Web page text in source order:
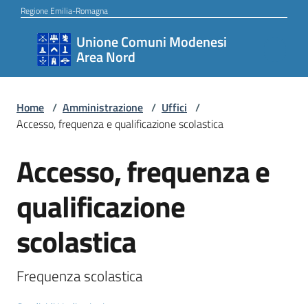
Vai al contenuto
Vai alla navigazione
Vai al footer
Regione Emilia-Romagna
Unione Comuni Modenesi
Area Nord
Unione
Comuni
Area
Nord
Novità
Home / Amministrazione / Uffici /
Accesso, frequenza e qualificazione scolastica
Salta al contenuto
Accesso, frequenza e
qualificazione
scolastica
Frequenza scolastica